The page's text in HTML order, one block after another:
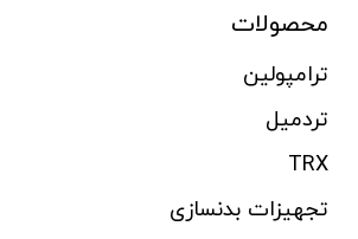
محصولات
ترامپولین
تردمیل
TRX
تجهیزات بدنسازی